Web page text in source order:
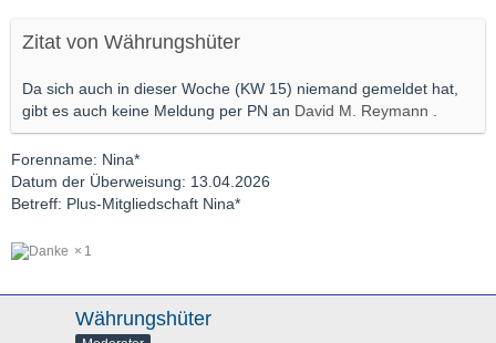
Zitat von Währungshüter
Da sich auch in dieser Woche (KW 15) niemand gemeldet hat,
gibt es auch keine Meldung per PN an David M. Reymann
Forenname: Nina*
Datum der Überweisung: 13.04.2026
Betreff: Plus-Mitgliedschaft Nina*
1
Währungshüter